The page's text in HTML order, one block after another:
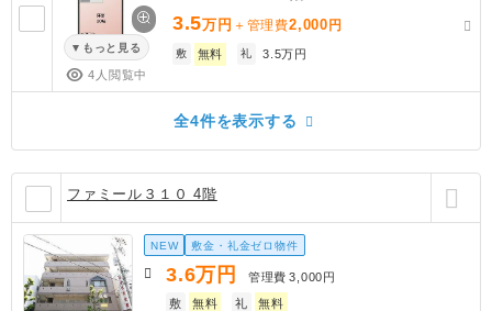
もっと見る
4人閲覧中
3.5万円 ＋管理費2,000 円
敷 無料 礼 3.5万円
全4件を表示する
ファミール３１０ 4階
NEW 敷金・礼金ゼロ物件
3.6万円 管理費 3,000円
敷
無料 礼 無料